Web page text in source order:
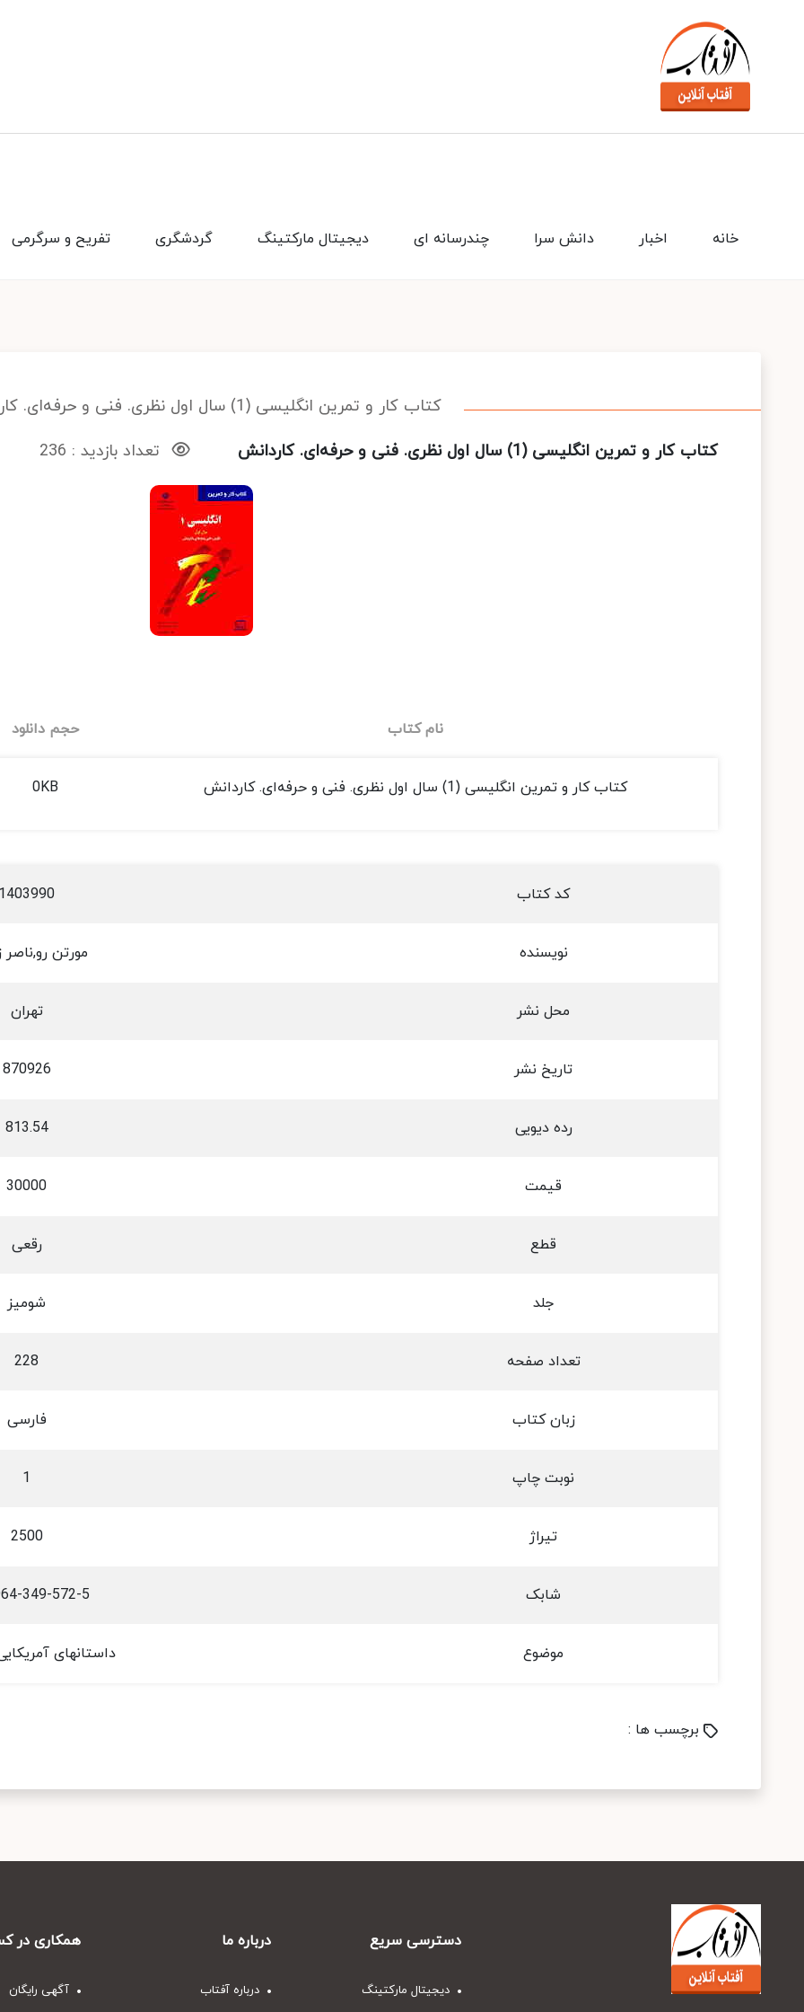
تفریح و سرگرمی گردشگری دیجیتال مارکتینگ چندرسانه ای دانش سرا اخبار خانه
کتاب کار و تمرین انگلیسی (1) سال اول نظری. فنی و حرفه‌ای. کاردانش
کتاب کار و تمرین انگلیسی (1) سال اول نظری. فنی و حرفه‌ای. کاردانش
تعداد بازدید : 236
نام کتاب حجم دانلود
کتاب کار و تمرین انگلیسی (1) سال اول نظری. فنی و حرفه‌ای. کاردانش 0KB
کد کتاب
نویسنده مورتن
محل نشر تهران
تاریخ نشر 870926
رده دیویی 813.54
قیمت 30000
قطع رقعی
جلد شومیز
تعداد صفحه 228
زبان کتاب فارسی
نوبت چاپ 1
تیراژ 2500
شابک 349-572-5
موضوع داستانهای
برچسب ها :
دسترسی سریع
دیجیتال مارکتینگ
درباره ما
درباره آفتاب
همکاری در
آگهی رایگان